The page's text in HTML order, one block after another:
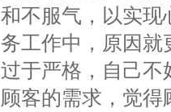
和不服气，以实现
务工作中，原因
过于严格，自己不
顾客的需求，觉